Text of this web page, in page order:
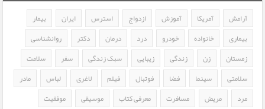
آرامش آمریکا آموزش ازدواج استرس ایران
بیمار
بیماری
خانواده خودرو درد درمان دکتر
روانشناسی
زمستان
زن زندگی زیبایی سبک زندگی سفر
سلامت
سلامتی
سینما فضا فوتبال فیلم لاغری لباس
مادر
مرد
مریض مسافرت معرفی کتاب موسیقی
موفقیت